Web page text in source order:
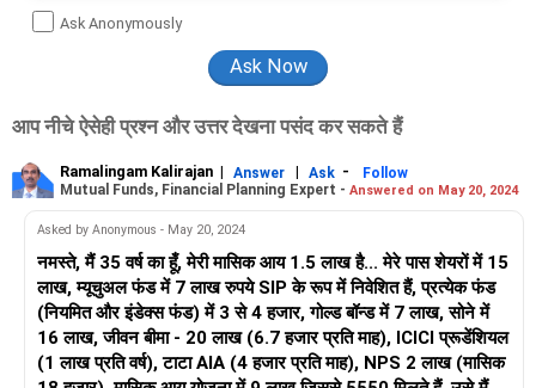
Ask Anonymously
आप नीचे ऐसेही प्रश्न और उत्तर देखना पसंद कर सकते हैं
Ramalingam Kalirajan | Answer | Ask -
Follow
Mutual Funds, Financial Planning Expert - Answered on May 20, 2024
Asked by Anonymous - May 20, 2024
नमस्ते, मैं 35 वर्ष का हूँ, मेरी मासिक आय 1.5 लाख है... मेरे पास शेयरों में 15
लाख, म्यूचुअल फंड में 7 लाख रुपये SIP के रूप में निवेशित हैं, प्रत्येक फंड
(नियमित और इंडेक्स फंड) में 3 से 4 हजार, गोल्ड बॉन्ड में 7 लाख, सोने में
16 लाख, जीवन बीमा - 20 लाख (6.7 हजार प्रति माह), ICICI प्रूडेंशियल
(1 लाख प्रति वर्ष), टाटा AIA (4 हजार प्रति माह), NPS 2 लाख (मासिक